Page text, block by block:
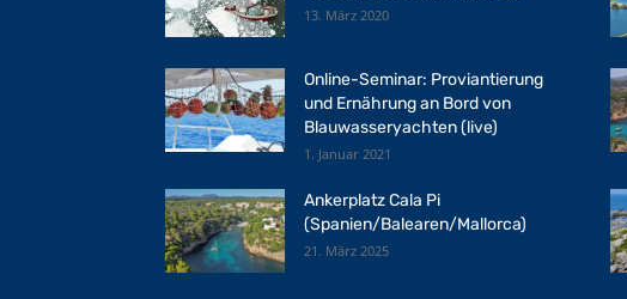
13. März 2020
Online-Seminar: Proviantierung
und Ernährung an Bord von
Blauwasseryachten (live)
1. Januar 2021
Ankerplatz Cala Pi
(Spanien/Balearen/Mallorca)
21. März 2025